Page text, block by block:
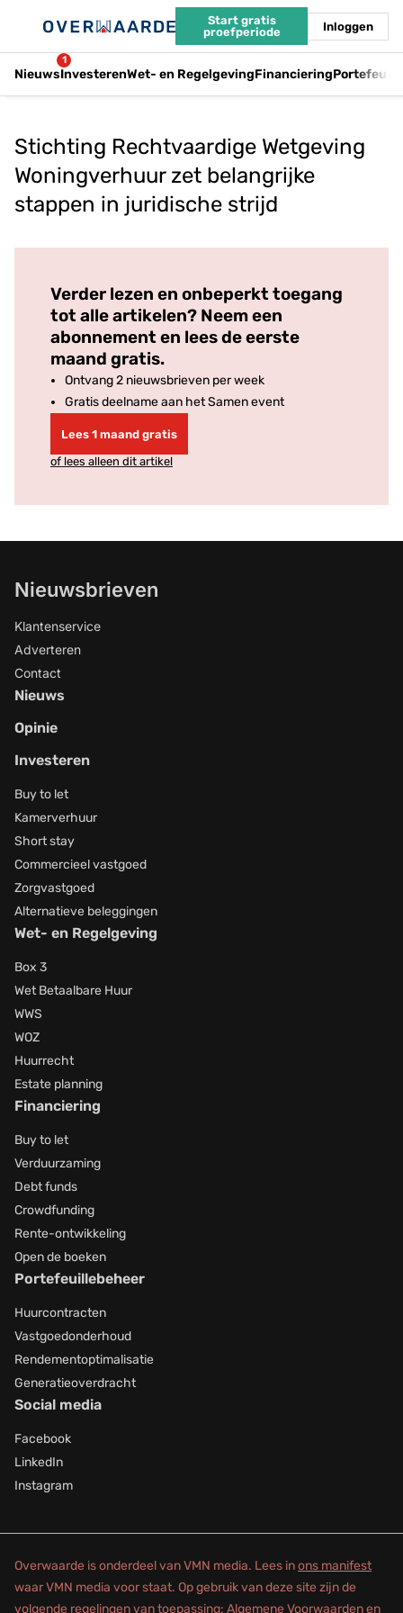
Start gratis
proefperiode
Inloggen
Nieuws
1
InvesterenWet- en RegelgevingFinanciering
Stichting Rechtvaardige Wetgeving
Woningverhuur zet belangrijke
stappen in juridische strijd
Verder lezen en onbeperkt toegang
tot alle artikelen? Neem een
abonnement en lees de eerste
maand gratis.
Ontvang 2 nieuwsbrieven per week
Gratis deelname aan het Samen event
Lees 1 maand gratis
of lees alleen dit artikel
Nieuwsbrieven
Klantenservice
Adverteren
Contact
Nieuws
Opinie
Investeren
Buy to let
Kamerverhuur
Short stay
Commercieel vastgoed
Zorgvastgoed
Alternatieve beleggingen
Wet- en Regelgeving
Box 3
Wet Betaalbare Huur
WWS
WOZ
Huurrecht
Estate planning
Financiering
Buy to let
Verduurzaming
Debt funds
Crowdfunding
Rente-ontwikkeling
Open de boeken
Portefeuillebeheer
Huurcontracten
Vastgoedonderhoud
Rendementoptimalisatie
Generatieoverdracht
Social media
Facebook
LinkedIn
Instagram
Overwaarde is onderdeel van VMN media. Lees inons manifest
waar VMN media voor staat. Op gebruik van deze site zijn de
volgende regelingen van toepassing: Algemene Voorwaardenen